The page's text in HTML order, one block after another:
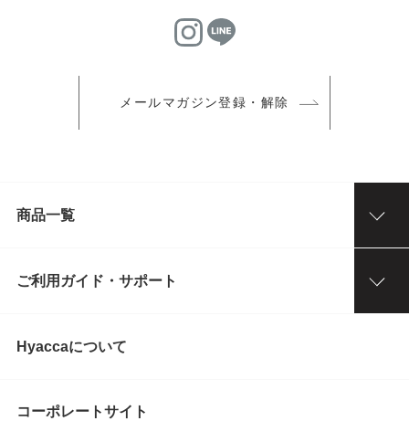
メールマガジン登録・解除
商品一覧
ご利用ガイド・サポート
Hyaccaについて
コーポレートサイト